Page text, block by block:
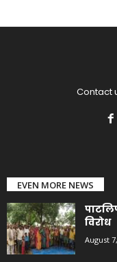
Contact
EVEN MORE NEWS
विरोध
August